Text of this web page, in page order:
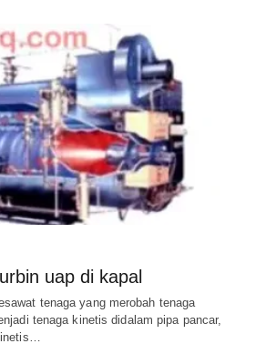
uap di kapal
tenaga yang merobah tenaga
tenaga kinetis didalam pipa pancar,